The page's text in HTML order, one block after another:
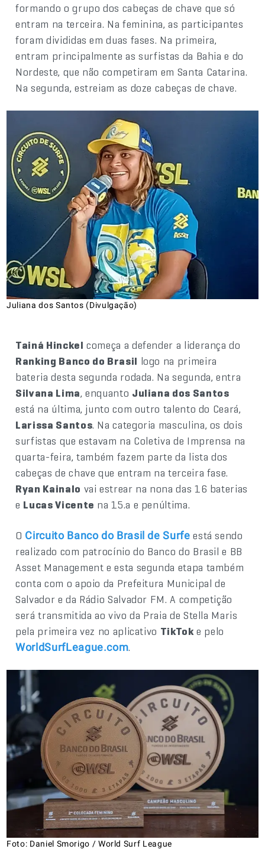
formando o grupo dos cabeças de chave que só
entram na terceira. Na feminina, as participantes
foram divididas em duas fases. Na primeira,
entram principalmente as surfistas da Bahia e do
Nordeste, que não competiram em Santa Catarina.
Na segunda, estreiam as doze cabeças de chave.
Juliana dos Santos (Divulgação)
Tainá Hinckel começa a defender a liderança do
Ranking Banco do Brasil logo na primeira
bateria desta segunda rodada. Na segunda, entra
Silvana Lima, enquanto Juliana dos Santos
está na última, junto com outro talento do Ceará,
Larissa Santos. Na categoria masculina, os dois
surfistas que estavam na Coletiva de Imprensa na
quarta-feira, também fazem parte da lista dos
cabeças de chave que entram na terceira fase.
Ryan Kainalo vai estrear na nona das 16 baterias
e Lucas Vicente na 15.a e penúltima.
O Circuito Banco do Brasil de Surfe está sendo
realizado com patrocínio do Banco do Brasil e BB
Asset Management e esta segunda etapa também
conta com o apoio da Prefeitura Municipal de
Salvador e da Rádio Salvador FM. A competição
será transmitida ao vivo da Praia de Stella Maris
pela primeira vez no aplicativo TikToke pelo
WorldSurfLeague.com.
Foto: Daniel Smorigo / World Surf League